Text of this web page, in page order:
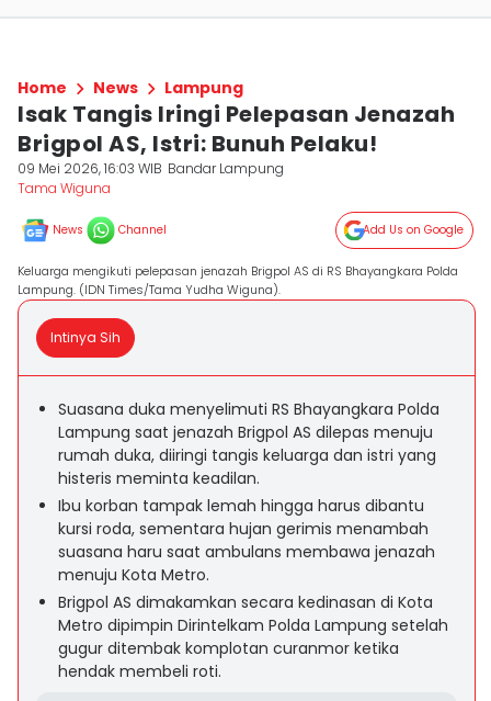
Home News Lampung
Isak Tangis Iringi Pelepasan Jenazah
Brigpol AS, Istri: Bunuh Pelaku!
09 Mei 2026, 16:03 WIB Bandar Lampung
Tama Wiguna
News Channel Add Us on Google
Keluarga mengikuti pelepasan jenazah Brigpol AS di RS Bhayangkara Polda
Lampung. (IDN Times/Tama Yudha Wiguna).
Intinya Sih
Suasana duka menyelimuti RS Bhayangkara Polda
Lampung saat jenazah Brigpol AS dilepas menuju
rumah duka, diiringi tangis keluarga dan istri yang
histeris meminta keadilan.
Ibu korban tampak lemah hingga harus dibantu
kursi roda, sementara hujan gerimis menambah
suasana haru saat ambulans membawa jenazah
menuju Kota Metro.
Brigpol AS dimakamkan secara kedinasan di Kota
Metro dipimpin Dirintelkam Polda Lampung setelah
gugur ditembak komplotan curanmor ketika
hendak membeli roti.